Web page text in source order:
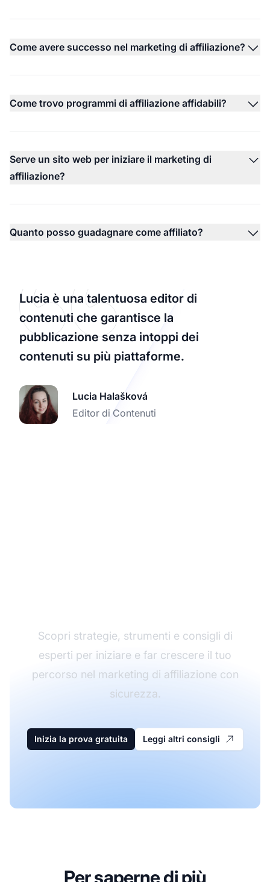
Come avere successo nel marketing di affiliazione?
Come trovo programmi di affiliazione affidabili?
Serve un sito web per iniziare il marketing di
affiliazione?
Quanto posso guadagnare come affiliato?
Lucia è una talentuosa editor di
contenuti che garantisce la
pubblicazione senza intoppi dei
contenuti su più piattaforme.
Lucia Halašková
Editor di Contenuti
Scopri strategie, strumenti e consigli di
esperti per iniziare e far crescere il tuo
percorso nel marketing di affiliazione con
sicurezza.
Inizia la prova gratuita Leggi altri consigli
Per saperne di più